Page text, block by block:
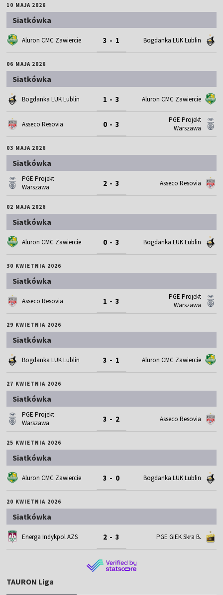
10 MAJA 2026
Siatkówka
Aluron CMC Zawiercie 3 - 1 Bogdanka LUK Lublin
06 MAJA 2026
Siatkówka
Bogdanka LUK Lublin 1 - 3 Aluron CMC Zawiercie
Asseco Resovia 0 - 3
PGE Projekt
Warszawa
03 MAJA 2026
Siatkówka
PGE Projekt
Warszawa
2 - 3 Asseco Resovia
02 MAJA 2026
Siatkówka
Aluron CMC Zawiercie 0 - 3 Bogdanka LUK Lublin
30 KWIETNIA 2026
Siatkówka
Asseco Resovia 1 - 3
PGE Projekt
Warszawa
29 KWIETNIA 2026
Siatkówka
Bogdanka LUK Lublin 3 - 1 Aluron CMC Zawiercie
27 KWIETNIA 2026
Siatkówka
PGE Projekt
Warszawa
3 - 2 Asseco Resovia
25 KWIETNIA 2026
Siatkówka
Aluron CMC Zawiercie 3 - 0 Bogdanka LUK Lublin
20 KWIETNIA 2026
Siatkówka
Energa Indykpol AZS 2 - 3 PGE GiEK Skra B.
TAURON Liga